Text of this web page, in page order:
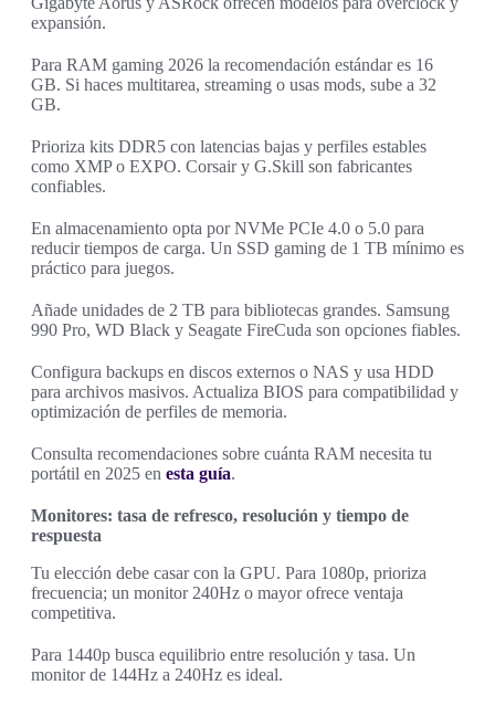
expansión.
Para RAM gaming 2026 la recomendación estándar es 16
GB. Si haces multitarea, streaming o usas mods, sube a 32
GB.
Prioriza kits DDR5 con latencias bajas y perfiles estables
como XMP o EXPO. Corsair y G.Skill son fabricantes
confiables.
En almacenamiento opta por NVMe PCIe 4.0 o 5.0 para
reducir tiempos de carga. Un SSD gaming de 1 TB mínimo es
práctico para juegos.
Añade unidades de 2 TB para bibliotecas grandes. Samsung
990 Pro, WD Black y Seagate FireCuda son opciones fiables.
Configura backups en discos externos o NAS y usa HDD
para archivos masivos. Actualiza BIOS para compatibilidad y
optimización de perfiles de memoria.
Consulta recomendaciones sobre cuánta RAM necesita tu
portátil en 2025 en esta guía.
Monitores: tasa de refresco, resolución y tiempo de
respuesta
Tu elección debe casar con la GPU. Para 1080p, prioriza
frecuencia; un monitor 240Hz o mayor ofrece ventaja
competitiva.
Para 1440p busca equilibrio entre resolución y tasa. Un
monitor de 144Hz a 240Hz es ideal.